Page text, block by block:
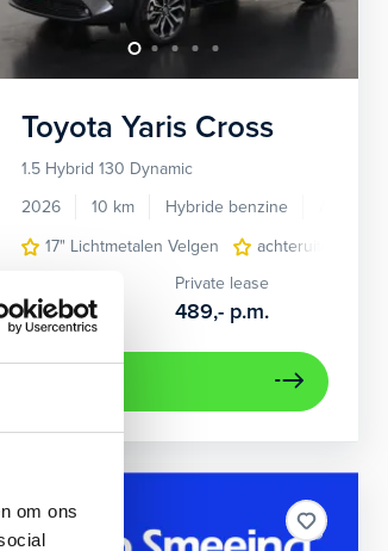
om ons
adaptief LED koplampen
Navigatie
airco (automatisch)
Apple Carplay/Android
Toyota Yaris Cross
1.5 Hybrid 130 Dynamic
2026
10 km Hybride benzine
17" Lichtmetalen Velgen
achteruitrijcamera
31.695,-
Private lease
489,- p.m.